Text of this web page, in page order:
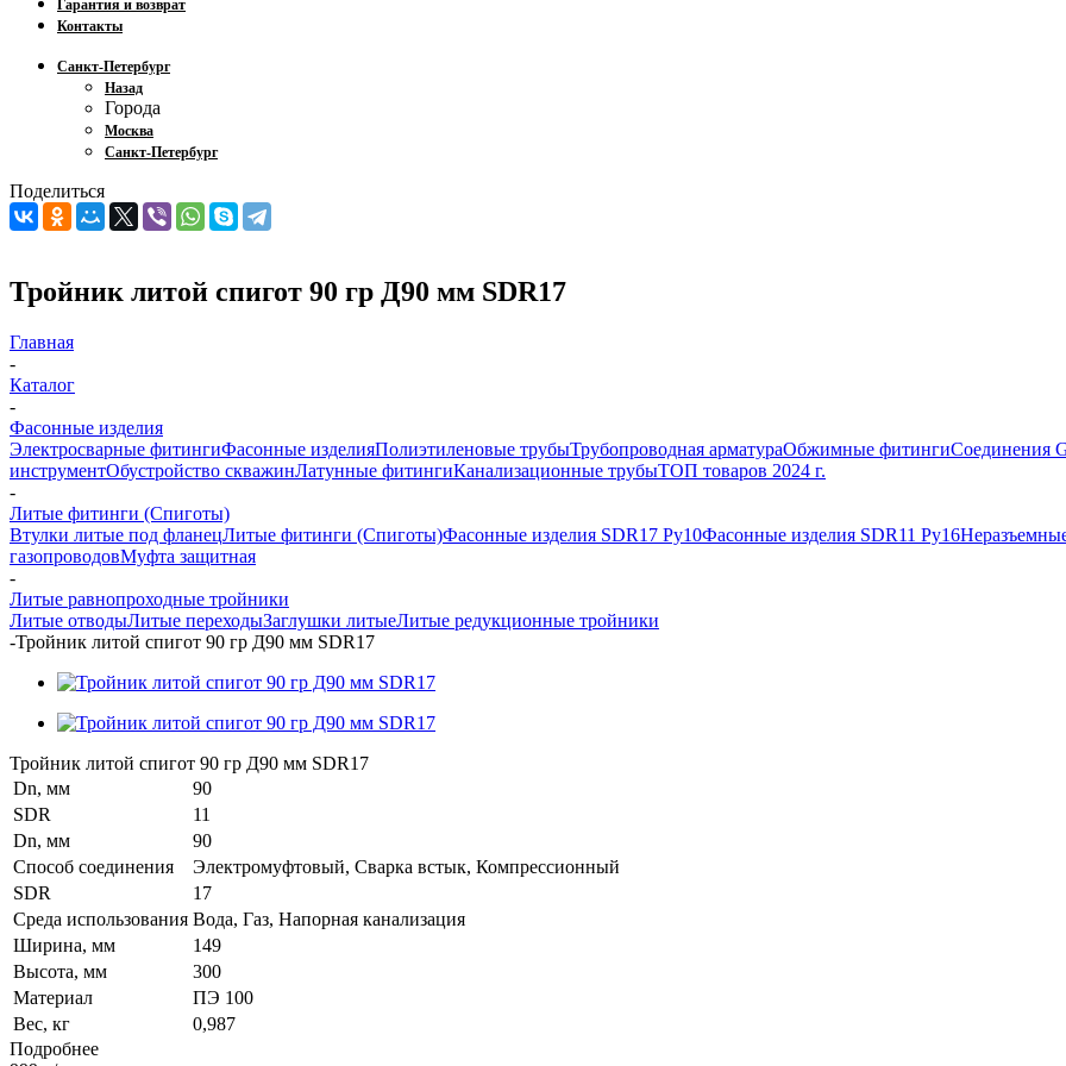
Гарантия и возврат
Контакты
Санкт-Петербург
Назад
Города
Москва
Санкт-Петербург
Поделиться
Тройник литой спигот 90 гр Д90 мм SDR17
Главная
-
Каталог
-
Фасонные изделия
Электросварные фитингиФасонные изделияПолиэтиленовые трубыТрубопроводная арматураОбжимные фитингиСоединения
инструментОбустройство скважинЛатунные фитингиКанализационные трубыТОП товаров 2024 г.
-
Литые фитинги (Спиготы)
Втулки литые под фланецЛитые фитинги (Спиготы)Фасонные изделия SDR17 Ру10Фасонные изделия SDR11 Ру16
газопроводовМуфта защитная
-
Литые равнопроходные тройники
Литые отводыЛитые переходыЗаглушки литыеЛитые редукционные тройники
-Тройник литой спигот 90 гр Д90 мм SDR17
Тройник литой спигот 90 гр Д90 мм SDR17
Dn, мм
90
SDR
11
Dn, мм
90
Способ соединения
Электромуфтовый, Сварка встык, Компрессионный
SDR
17
Среда использования Вода, Газ, Напорная канализация
Ширина, мм
149
Высота, мм
300
Материал
ПЭ 100
Вес, кг
0,987
Подробнее